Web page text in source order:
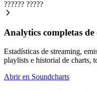
?????? ?????
Analytics completas de
Estadísticas de streaming,
playlists e historial de charts,
Abrir en Soundcharts